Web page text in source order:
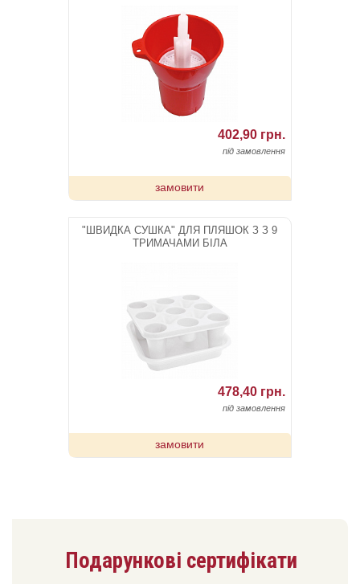
402,90 грн.
під замовлення
замовити
"ШВИДКА СУШКА" ДЛЯ ПЛЯШОК З З 9
ТРИМАЧАМИ БІЛА
478,40 грн.
під замовлення
замовити
Подарункові сертифікати